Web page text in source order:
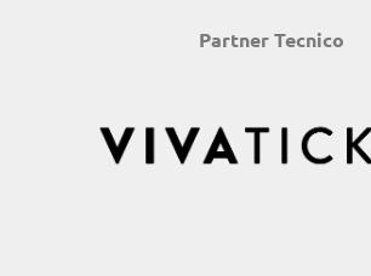
Partner Tecnico